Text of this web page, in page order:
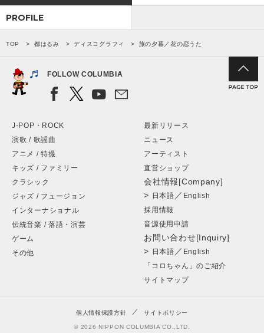
PROFILE
TOP 都はるみ ディスコグラフィ 旅の夕暮／花の恋うた
FOLLOW COLUMBIA
J-POP・ROCK
演歌 / 歌謡曲
アニメ / 特撮
キッズ / ファミリー
クラシック
ジャズ / フュージョン
インターナショナル
伝統音楽 / 落語・演芸
ゲーム
その他
最新リリース
ニュース
アーティスト
直営ショップ
会社情報[Company]
> 日本語 ／ English
採用情報
音源使用申請
お問い合わせ[Inquiry]
> 日本語 ／ English
「コロちゃん」のご紹介
サイトマップ
個人情報保護方針 サイトポリシー
© 2026 NIPPON COLUMBIA CO.,LTD.